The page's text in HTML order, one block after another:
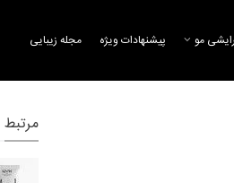
مو پیشنهادات ویژه مجله زیبایی
مرتبط